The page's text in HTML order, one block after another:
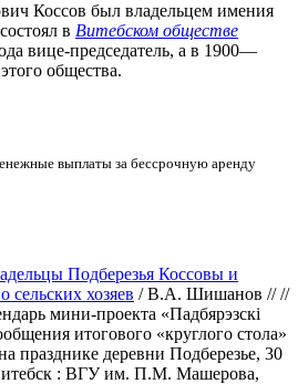
Коссов был владельцем имения
в Витебском обществе
вице-председатель, а в 1900—
общества.
выплаты за бессрочную аренду
Подберезья Коссовы и
сельских хозяев / В.А. Шишанов // //
мини-проекта «Падбярэзскі
итогового «круглого стола»
празднике деревни Подберезье, 30
: ВГУ им. П.М. Машерова,